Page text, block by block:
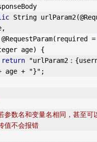
String urlParam2(
,
@RequestParam( required =
age)
{
return
"urlParam2：
age + "}" ;
值不会报错